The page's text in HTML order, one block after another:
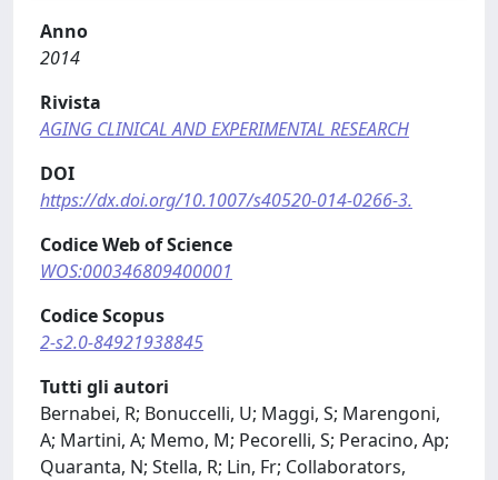
Anno
2014
Rivista
AGING CLINICAL AND EXPERIMENTAL RESEARCH
DOI
https://dx.doi.org/10.1007/s40520-014-0266-3.
Codice Web of Science
WOS:000346809400001
Codice Scopus
2-s2.0-84921938845
Tutti gli autori
Bernabei, R; Bonuccelli, U; Maggi, S; Marengoni,
A; Martini, A; Memo, M; Pecorelli, S; Peracino, Ap;
Quaranta, N; Stella, R; Lin, Fr; Collaborators,